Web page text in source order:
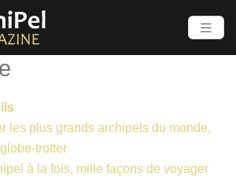
les plus grands archipels du monde,
trotter
à la fois, mille façons de voyager